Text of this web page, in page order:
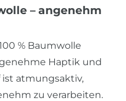
– angenehm
% Baumwolle
Haptik und
ist atmungsaktiv,
zu verarbeiten.